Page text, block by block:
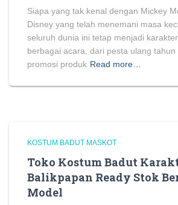
Siapa yang tak kenal dengan Mickey
Disney yang telah menemani masa
seluruh dunia ini tetap menjadi
berbagai acara, dari pesta ulang tahun
promosi produk Read more…
KOSTUM BADUT MASKOT
Toko Kostum Badut
Balikpapan Ready Stok
Model